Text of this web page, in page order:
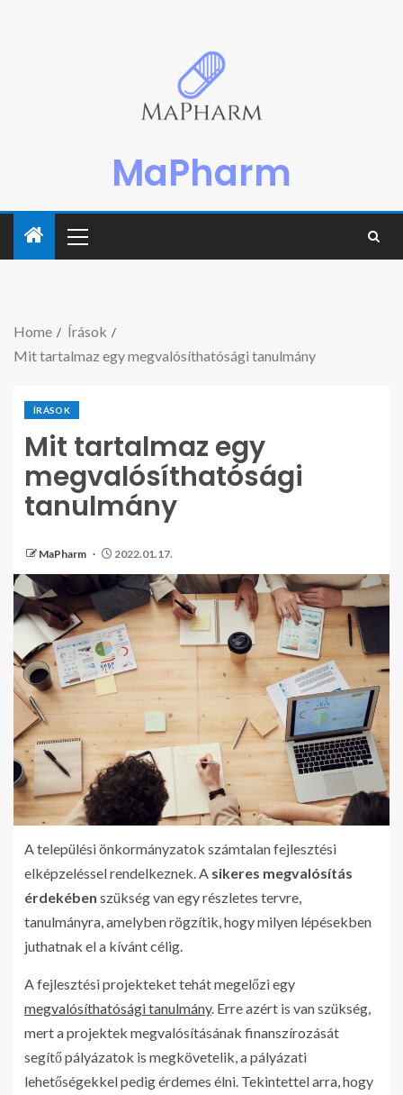
MaPharm
Home
Írások
Mit tartalmaz egy megvalósíthatósági tanulmány
ÍRÁSOK
Mit tartalmaz egy
megvalósíthatósági
tanulmány
MaPharm 2022.01.17.
A települési önkormányzatok számtalan fejlesztési
elképzeléssel rendelkeznek. A sikeres megvalósítás
érdekében szükség van egy részletes tervre,
tanulmányra, amelyben rögzítik, hogy milyen lépésekben
juthatnak el a kívánt célig.
A fejlesztési projekteket tehát megelőzi egy
megvalósíthatósági tanulmány. Erre azért is van szükség,
mert a projektek megvalósításának finanszírozását
segítő pályázatok is megkövetelik, a pályázati
lehetőségekkel pedig érdemes élni. Tekintettel arra, hogy